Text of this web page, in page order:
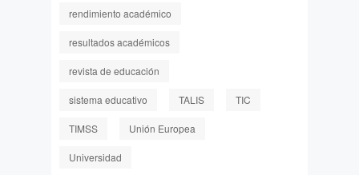
rendimiento académico
resultados académicos
revista de educación
sistema educativo TALIS TIC
TIMSS Unión Europea
Universidad